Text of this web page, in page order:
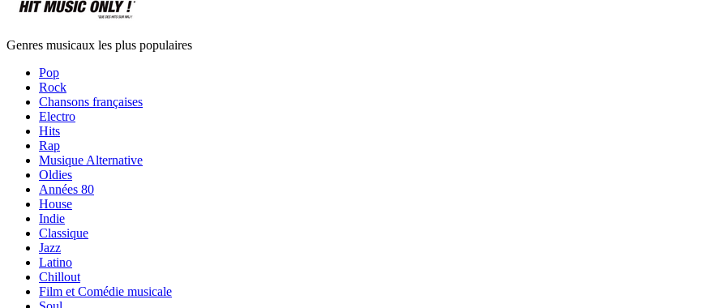
Genres musicaux les plus populaires
Pop
Rock
Chansons françaises
Electro
Hits
Rap
Musique Alternative
Oldies
Années 80
House
Indie
Classique
Jazz
Latino
Chillout
Film et Comédie musicale